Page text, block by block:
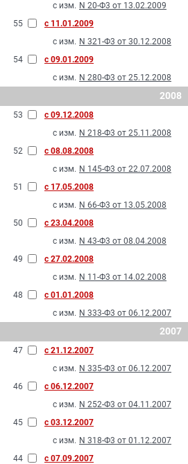
с изм. N 20-Ф3 от 13.02.2009
55
с 11.01.2009
с изм. N 321-Ф3 от 30.12.2008
54
с 09.01.2009
с изм. N 280-Ф3 от 25.12.2008
2008
53
с 09.12.2008
с изм. N 218-Ф3 от 25.11.2008
52
с 08.08.2008
с изм. N 145-Ф3 от 22.07.2008
51
с 17.05.2008
с изм. N 66-Ф3 от 13.05.2008
50
с 23.04.2008
с изм. N 43-Ф3 от 08.04.2008
49
с 27.02.2008
с изм. N 11-Ф3 от 14.02.2008
48
с 01.01.2008
с изм. N 333-Ф3 от 06.12.2007
2007
47
с 21.12.2007
с изм. N 335-Ф3 от 06.12.2007
46
с 06.12.2007
с изм. N 252-Ф3 от 04.11.2007
45
с 03.12.2007
с изм. N 318-Ф3 от 01.12.2007
44
с 07.09.2007